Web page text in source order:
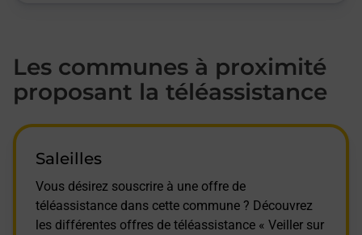
Les communes à proximité
proposant la téléassistance
Saleilles
Vous désirez souscrire à une offre de
téléassistance dans cette commune ? Découvrez
les différentes offres de téléassistance « Veiller sur